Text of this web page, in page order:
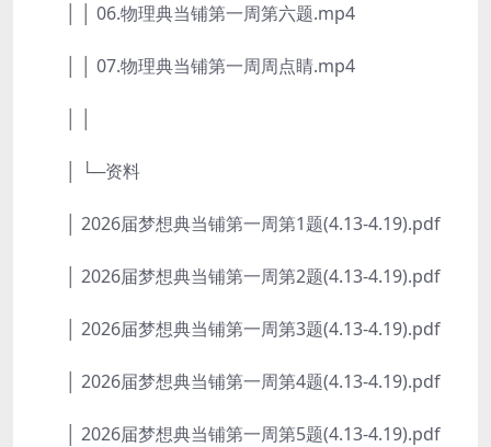
│ │ 06.物理典当铺第一周第六题.mp4
│ │ 07.物理典当铺第一周周点睛.mp4
│ └─资料
│ 2026届梦想典当铺第一周第1题(4.13-4.19).pdf
│ 2026届梦想典当铺第一周第2题(4.13-4.19).pdf
│ 2026届梦想典当铺第一周第3题(4.13-4.19).pdf
│ 2026届梦想典当铺第一周第4题(4.13-4.19).pdf
│ 2026届梦想典当铺第一周第5题(4.13-4.19).pdf